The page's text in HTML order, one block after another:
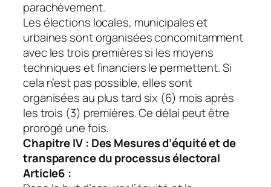
parachèvement.
Les élections locales, municipales et
urbaines sont organisées concomitamment
avec les trois premières si les moyens
techniques et financiers le permettent. Si
cela n’est pas possible, elles sont
organisées au plus tard six (6) mois après
les trois (3) premières. Ce délai peut être
prorogé une fois.
Chapitre IV : Des Mesures d’équité et de
transparence du processus électoral
Article6 :